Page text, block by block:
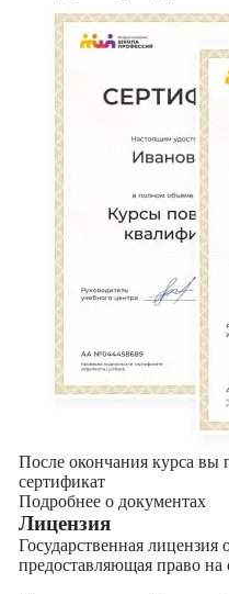
После окончания курса вы
сертификат
Подробнее о документах
Лицензия
Государственная лицензия
предоставляющая право на